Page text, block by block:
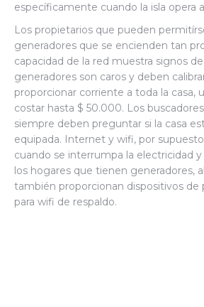
específicamente cuando la isla opera
Los propietarios que pueden
generadores que se encienden tan
capacidad de la red muestra signos
generadores son caros y deben
proporcionar corriente a toda la casa,
costar hasta $ 50.000. Los
siempre deben preguntar si la casa
equipada. Internet y wifi, por
cuando se interrumpa la electricidad y
los hogares que tienen generadores,
también proporcionan dispositivos de
para wifi de respaldo.